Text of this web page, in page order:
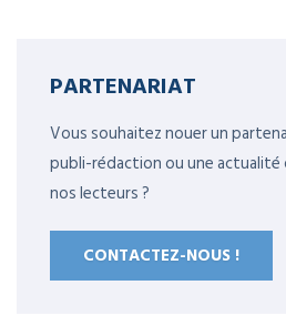
PARTENARIAT
Vous souhaitez nouer un
publi-rédaction ou une
nos lecteurs ?
CONTACTEZ-NOUS !